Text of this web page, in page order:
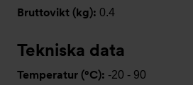
Bruttovikt (kg): 0.4
Tekniska data
Temperatur (°C): -20 - 90